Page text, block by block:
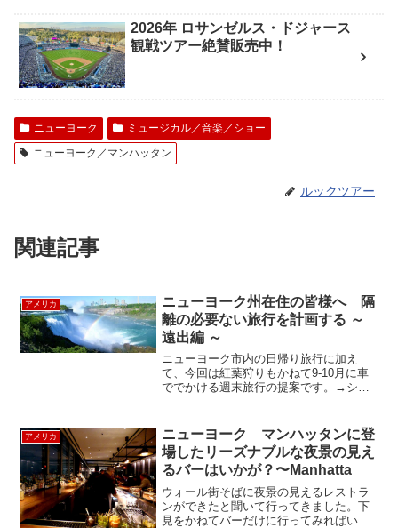
2026年 ロサンゼルス・ドジャース
観戦ツアー絶賛販売中！
ニューヨーク
ミュージカル／音楽／ショー
ニューヨーク／マンハッタン
ルックツアー
関連記事
アメリカ
ニューヨーク州在住の皆様へ 隔
離の必要ない旅行を計画する ～
遠出編 ～
ニューヨーク市内の日帰り旅行に加え
て、今回は紅葉狩りもかねて9-10月に車
ででかける週末旅行の提案です。→シテ
イクに到着ワトキンス・グレン州立公園
を観光→ブロ...
アメリカ
ニューヨーク マンハッタンに登
場したリーズナブルな夜景の見え
るバーはいかが？〜Manhatta
ウォール街そばに夜景の見えるレストラ
ンができたと聞いて行ってきました。下
見をかねてバーだけに行ってみればいい